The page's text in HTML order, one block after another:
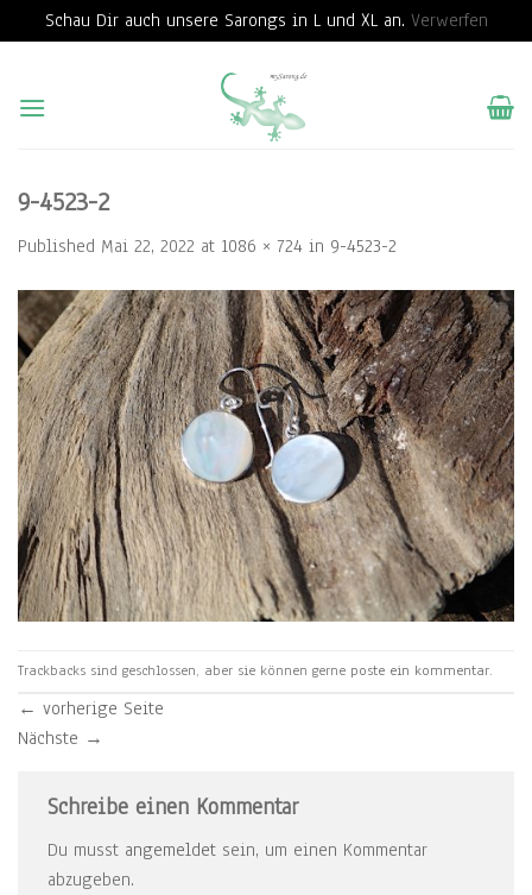
Schau Dir auch unsere Sarongs in L und XL an. Verwerfen
content
9-4523-2
Published Mai 22, 2022 at 1086 × 724 in 9-4523-2
Trackbacks sind geschlossen, aber sie können gerne poste ein kommentar.
← vorherige Seite
Nächste →
Schreibe einen Kommentar
Du musst angemeldet sein, um einen Kommentar
abzugeben.